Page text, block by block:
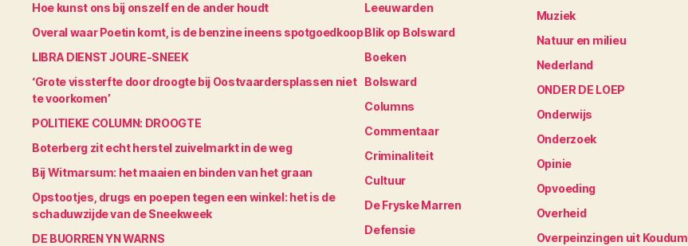
Hoe kunst ons bij onszelf en de ander houdt
Overal waar Poetin komt, is de benzine ineens spotgoedkoop
LIBRA DIENST JOURE-SNEEK
‘Grote vissterfte door droogte bij Oostvaardersplassen niet
te voorkomen’
POLITIEKE COLUMN: DROOGTE
Boterberg zit echt herstel zuivelmarkt in de weg
Bij Witmarsum: het maaien en binden van het graan
Opstootjes, drugs en poepen tegen een winkel: het is de
schaduwzijde van de Sneekweek
DE BUORREN YN WARNS
Leeuwarden
Blik op Bolsward
Boeken
Bolsward
Columns
Commentaar
Criminaliteit
Cultuur
De Fryske Marren
Defensie
Muziek
Natuur en milieu
Nederland
ONDER DE LOEP
Onderwijs
Onderzoek
Opinie
Opvoeding
Overheid
Overpeinzingen uit Koudum